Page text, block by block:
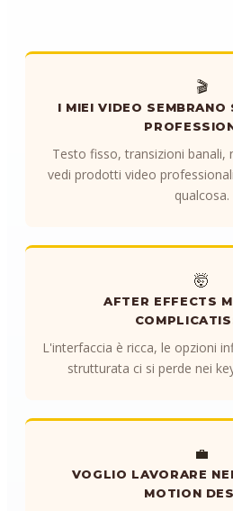
🎬
I MIEI VIDEO SEMBRANO
Testo fisso, transizioni banali,
vedi prodotti video
qualcosa.
🤯
AFTER EFFECTS
L'interfaccia è ricca, le opzioni
strutturata ci si perde nei
💼
VOGLIO LAVORARE
MOTION